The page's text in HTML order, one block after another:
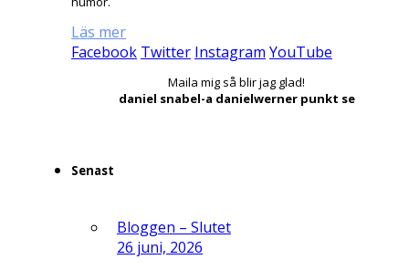
Läs mer
Facebook Twitter Instagram YouTube
Maila mig så blir jag glad!
daniel snabel-a danielwerner punkt se
Senast
Bloggen – Slutet
26 juni, 2026